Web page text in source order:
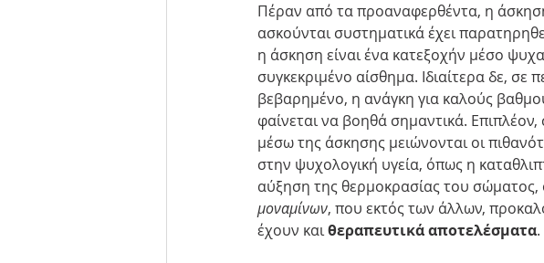
Πέραν από τα προαναφερθέντα, η
ασκούνται συστηματικά έχει
η άσκηση είναι ένα κατεξοχήν μέσο
συγκεκριμένο αίσθημα. Ιδιαίτερα δε,
βεβαρημένο, η ανάγκη για καλούς
φαίνεται να βοηθά σημαντικά. Επιπλέον,
μέσω της άσκησης μειώνονται οι
στην ψυχολογική υγεία, όπως η
αύξηση της θερμοκρασίας του σώματος,
μοναμίνων, που εκτός των άλλων,
έχουν και θεραπευτικά αποτελέσματα.